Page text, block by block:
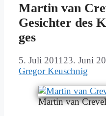
Mar­tin van
Ge­sich­ter des
ges
5. Juli 201123. Juni
Gregor Keuschnig
Mar­tin van